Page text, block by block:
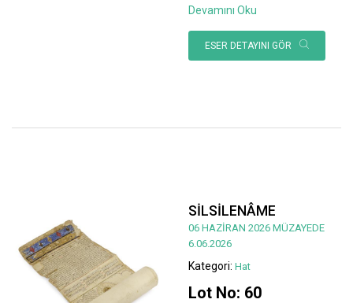
Devamını Oku
ESER DETAYINI GÖR
SİLSİLENÂME
06 HAZİRAN 2026 MÜZAYEDE
6.06.2026
Kategori: Hat
Lot No: 60